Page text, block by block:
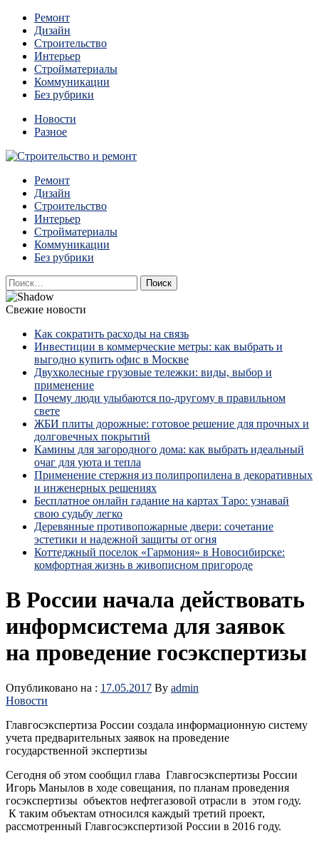
Перейти
содержимому
Ремонт
Дизайн
Строительство
Интерьер
Стройматериалы
Коммуникации
Без рубрики
Новости
Разное
Строительство и ремонт
Квартиры и дома, в которых живут разные люди, очень
отличаются между собой.
Ремонт
Дизайн
Строительство
Интерьер
Стройматериалы
Коммуникации
Без рубрики
Найти:
Свежие новости
Как сократить расходы на связь
Инвестиции в коммерческие метры: как выбрать и
выгодно купить офис в Москве
Двухколесные грузовые тележки: виды, выбор и
применение
Почему люди улыбаются по‑другому в правильном
свете
ЖБИ плиты дорожные: готовое решение для прочных и
долговечных покрытий
Камины для загородного дома: как выбрать идеальный
очаг для уюта и тепла
Применение стержня из полипропилена в декоративных
и инженерных решениях
Бесплатное онлайн гадание на картах Таро: узнавай
свою судьбу легко
Деревянные противопожарные двери: сочетание
эстетики и надежной защиты от огня
Коттеджный поселок «Гармония» в Новосибирске:
комфортная жизнь в живописном пригороде
В России начала действовать
информсистема для заявок
на проведение госэкспертизы
Опубликовано на : 17.05.2017 By admin
Новости
Главгосэкспертиза России создала информационную систему
учета предварительных заявок на проведение
государственной экспертизы
Сегодня об этом сообщил глава Главгосэкспертизы России
Игорь Манылов в ходе совещания, по планам проведения
госэкспертизы объектов нефтегазовой отрасли в этом году.
К таким объектам относился каждый третий проект,
рассмотренный Главгосэкспертизой России в 2016 году.